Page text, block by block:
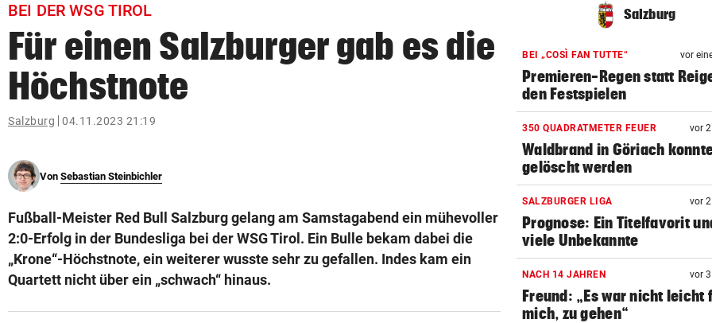
bookmark
search
Suchbegriff
eingeben
© Krone Multimedia GmbH & Co KG 2026
BEI DER WSG TIROL
Für einen Salzburger gab es die
Höchstnote
Salzburg 04.11.2023 21:19
Von Sebastian Steinbichler
Fußball-Meister Red Bull Salzburg gelang am Samstagabend ein mühevoller
2:0-Erfolg in der Bundesliga bei der WSG Tirol. Ein Bulle bekam dabei die
„Krone“-Höchstnote, ein weiterer wusste sehr zu gefallen. Indes kam ein
Quartett nicht über ein „schwach“ hinaus.
Salzburg
BEI „COSÌ FAN TUTTE“ vor
Premieren-Regen statt
den Festspielen
350 QUADRATMETER FEUER vor
Waldbrand in Göriach
gelöscht werden
SALZBURGER LIGA vor
Prognose: Ein Titelfavorit
viele Unbekannte
NACH 14 JAHREN vor
Freund: „Es war nicht leicht
mich, zu gehen“